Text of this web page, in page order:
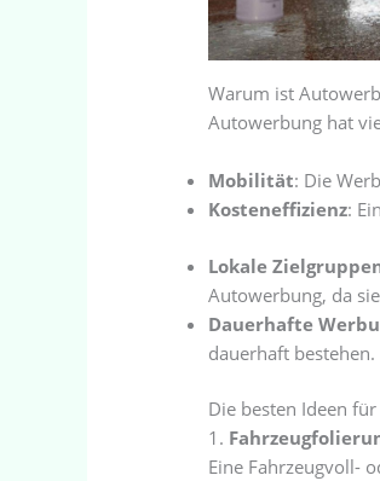
Warum ist
Autowerbung hat
Mobilität: Die
Kosteneffizienz:
Lokale
Autowerbung, da
Dauerhafte
dauerhaft bestehen.
Die besten Ideen
1.
Eine Fahrzeugvoll-